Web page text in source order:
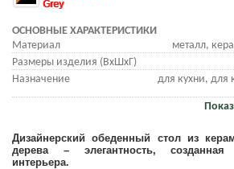
Grey
ОСНОВНЫЕ ХАРАКТЕРИСТИКИ
Материал
металл,
Размеры изделия (ВхШхГ)
Назначение
для кухни, для
Дизайнерский обеденный стол из
дерева – элегантность,
интерьера.